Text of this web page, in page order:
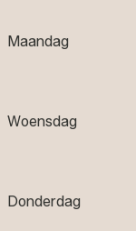
Maandag
Woensdag
Donderdag